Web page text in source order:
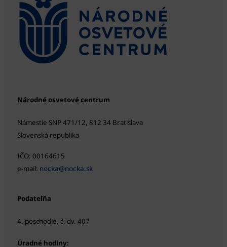
Národné osvetové centrum
Námestie SNP 471/12, 812 34 Bratislava
Slovenská republika
IČO: 00164615
e-mail: nocka@nocka.sk
Podateľňa
4. poschodie, č. dv. 407
Úradné hodiny: